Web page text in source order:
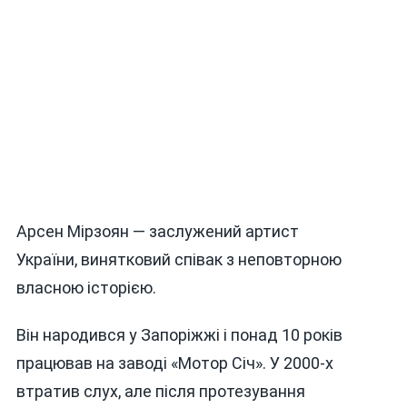
Арсен Мірзоян — заслужений артист
України, винятковий співак з неповторною
власною історією.
Він народився у Запоріжжі і понад 10 років
працював на заводі «Мотор Січ». У 2000-х
втратив слух, але після протезування